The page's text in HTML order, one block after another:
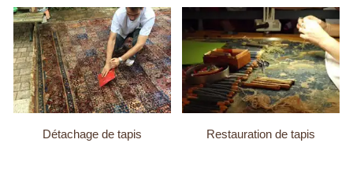
Détachage de tapis Restauration de tapis